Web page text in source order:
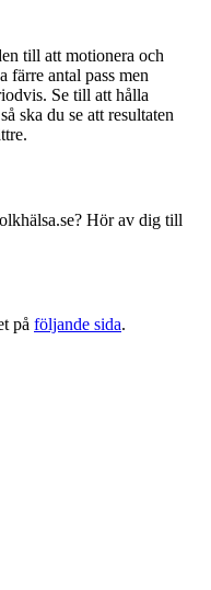
till att motionera och
färre antal pass men
Se till att hålla
ska du se att resultaten
Hör av dig till
på följande sida.